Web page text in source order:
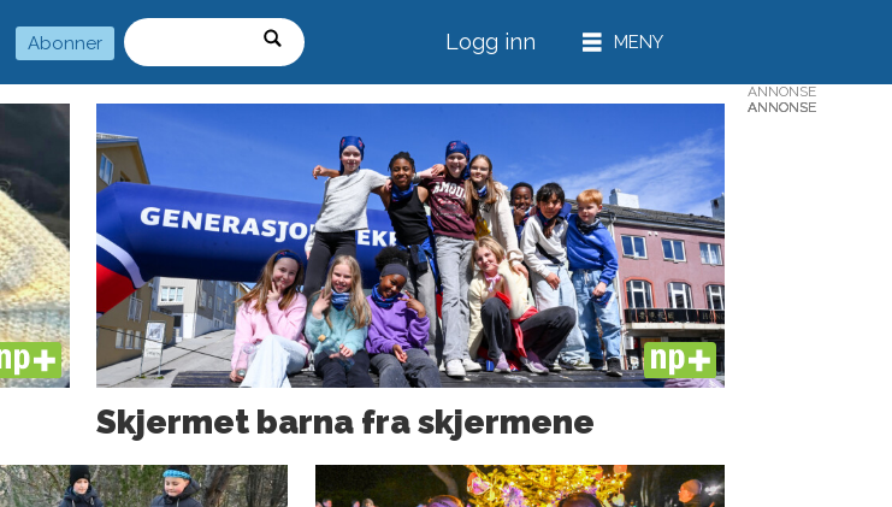
Abonner
Søk
Logg inn
PLUS PLUS
Skjermet barna fra skjermene
ANNONSE
ANNONSE
ANNONSE
ANNONSE
ANNONSE